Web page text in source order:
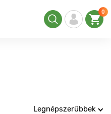
0
Legnépszerűbbek